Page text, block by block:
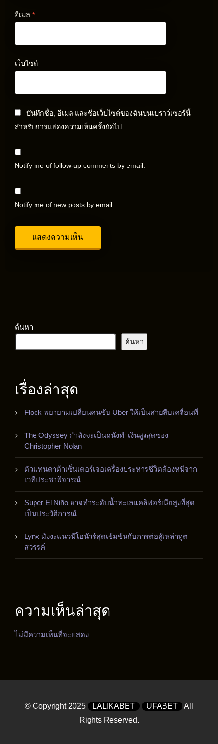
อีเมล *
เว็บไซต์
บันทึกชื่อ, อีเมล และชื่อเว็บไซต์ของฉันบนเบราว์เซอร์นี้
สำหรับการแสดงความเห็นครั้งถัดไป
Notify me of follow-up comments by email.
Notify me of new posts by email.
ค้นหา
ค้นหา
เรื่องล่าสุด
Flock พยายามเปลี่ยนคนขับ Uber ให้เป็นสายสืบเคลื่อนที่
The Odyssey กำลังจะเป็นหนังทำเงินสูงสุดของ
Christopher Nolan
ตัวแทนดาต้าเซ็นเตอร์เจอเครื่องประหารชีวิตต้องหนีจาก
เวทีประชาพิจารณ์
Super El Niño อาจทำระดับน้ำทะเลแคลิฟอร์เนียสูงที่สุด
เป็นประวัติการณ์
Lynx มังงะแนวนีโอนัวร์สุดเข้มข้นกับการต่อสู้เหล่าทูต
สวรรค์
ความเห็นล่าสุด
ไม่มีความเห็นที่จะแสดง
© Copyright 2025 LALIKABET UFABET
All
Rights Reserved.